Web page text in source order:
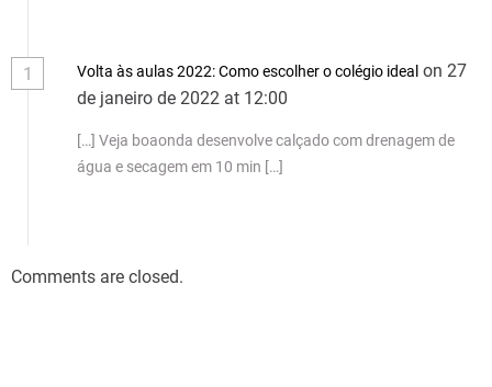
1 Volta às aulas 2022: Como escolher o colégio ideal on 27
de janeiro de 2022 at 12:00
[…] Veja boaonda desenvolve calçado com drenagem de
água e secagem em 10 min […]
Comments are closed.